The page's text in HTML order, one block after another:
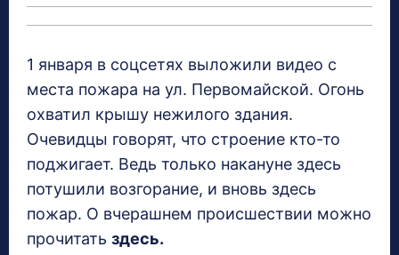
1 января в соцсетях выложили видео с
места пожара на ул. Первомайской. Огонь
охватил крышу нежилого здания.
Очевидцы говорят, что строение кто-то
поджигает. Ведь только накануне здесь
потушили возгорание, и вновь здесь
пожар. О вчерашнем происшествии можно
прочитать здесь.